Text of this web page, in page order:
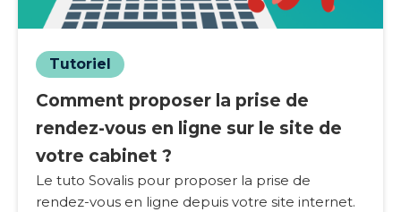
Tutoriel
Comment proposer la prise de
rendez-vous en ligne sur le site de
votre cabinet ?
Le tuto Sovalis pour proposer la prise de
rendez-vous en ligne depuis votre site internet.